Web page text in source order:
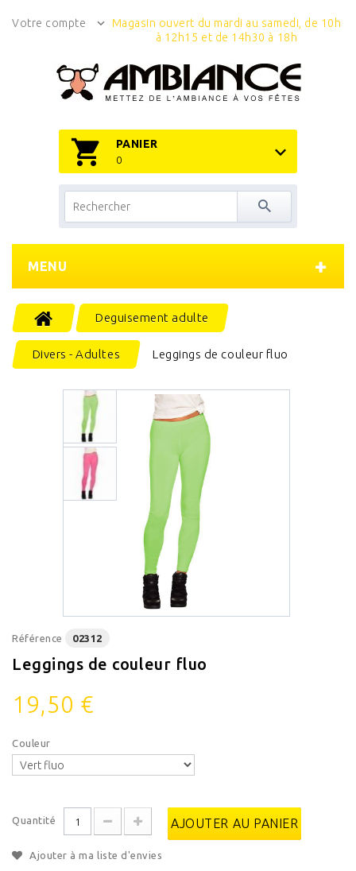
Votre compte
Magasin ouvert du mardi au samedi, de 10h
à 12h15 et de 14h30 à 18h
PANIER
0
MENU
Deguisement adulte
Divers - Adultes Leggings de couleur fluo
Référence 02312
Leggings de couleur fluo
19,50 €
Couleur
Quantité AJOUTER AU PANIER
Ajouter à ma liste d'envies